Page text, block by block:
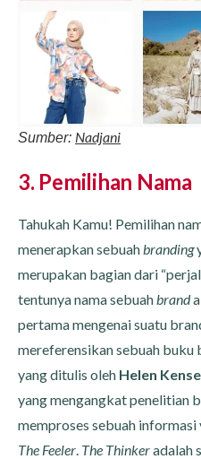
Sumber: Nadjani
3. Pemilihan Nama
Tahukah Kamu! Pemilihan
menerapkan sebuahbranding
merupakan bagian dari
tentunya nama sebuahbrand
pertama mengenai suatu
mereferensikan sebuah buku
yang ditulis oleh Helen
yang mengangkat penelitian
memproses sebuah
The Feeler. The Thinkeradalah